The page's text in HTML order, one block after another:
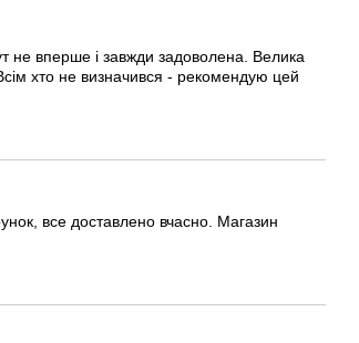
не вперше і завжди задоволена. Велика
хто не визначився - рекомендую цей
все доставлено вчасно. Магазин